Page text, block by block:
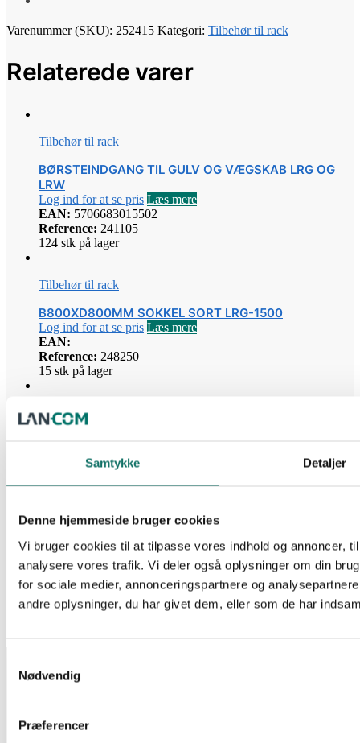
Samtykke Detaljer
Denne hjemmeside bruger cookies
Vi bruger cookies til at tilpasse vores indhold og annoncer,
analysere vores trafik. Vi deler også oplysninger om din
for sociale medier, annonceringspartnere og
andre oplysninger, du har givet dem, eller som de har
Nødvendig
Præferencer
Varenummer (SKU): 252415 Kategori: Tilbehør til rack
Relaterede varer
Tilbehør til rack
BØRSTEINDGANG TIL GULV OG VÆGSKAB LRG OG
LRW
Log ind for at se pris Læs mere
EAN: 5706683015502
Reference: 241105
124 stk på lager
Tilbehør til rack
B800XD800MM SOKKEL SORT LRG-1500
Log ind for at se pris Læs mere
EAN:
Reference: 248250
15 stk på lager
Tilbehør til rack
Log ind for at se pris
5706683018466
Reference:252361
Tilbehør til rack
BLINDPLADE FOR 19″ RACK 2HE SORT PLAST
Log ind for at se pris Læs mere
EAN:
Reference:248025
Salgs- og leveringsbetingelser
Privatlivspolitik